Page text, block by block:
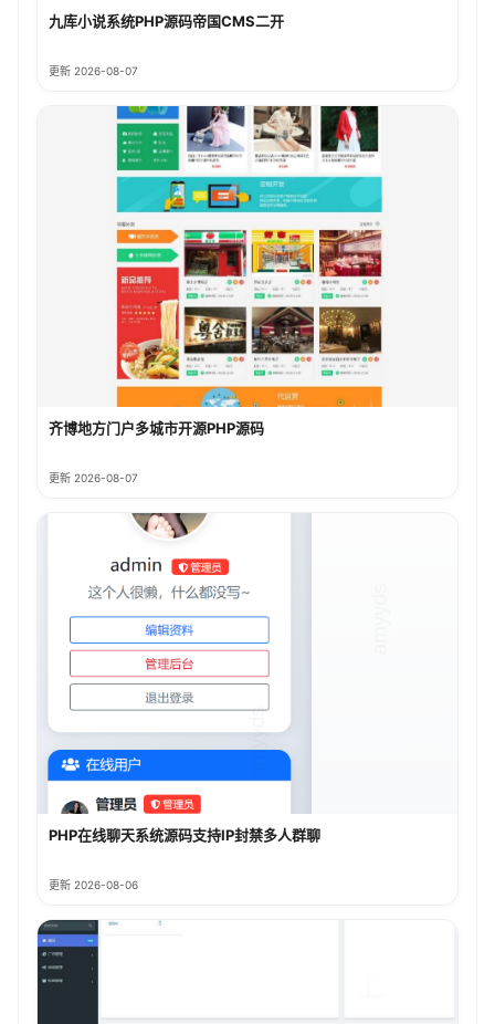
九库小说系统PHP源码帝国CMS二开
更新 2026-08-07
齐博地方门户多城市开源PHP源码
更新 2026-08-07
PHP在线聊天系统源码支持IP封禁多人群聊
更新 2026-08-06